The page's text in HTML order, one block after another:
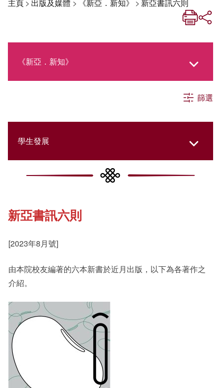
主頁> 出版及媒體 > 《新亞．新知》 > 新亞書訊六則
《新亞．新知》
社交媒體專欄
《新亞簡訊》
《新亞書院概覽》
影片庫
篩選
學生發展
College Updates
Cultural Topics
新亞書訊六則
[2023年8月號]
由本院校友編著的六本新書於近月出版，以下為各著作之
介紹。